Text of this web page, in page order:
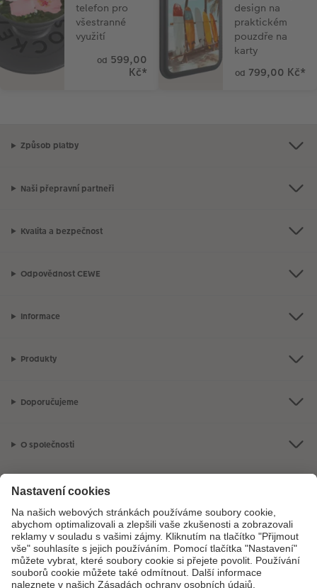
telefon pro
všestranné
využití
od 599,00
Kč*
design na
praktickém
pouzdře na
karty
od 799,00 Kč*
Způsob platby
Naši přepravní partneři
Kvalita a bezpečnost
Odpovědnost CEWE
Informace
Produkty
Doporučujeme
O společnosti
Máte-li jakékoli dotazy týkající se fotoproduktů nebo objednávek,
neváhejte nás kontaktovat:+ 420 272 071 381[Po - Pá: 8:30 - 17:00 h]